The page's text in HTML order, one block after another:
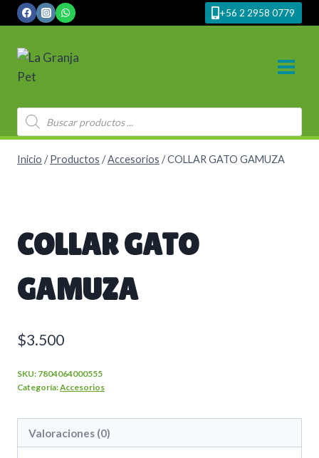
Saltar
al
contenido
+56 2 2958 0779
Búsqueda
de
productos
Inicio / Productos /Accesorios /COLLAR GATO GAMUZA
COLLAR GATO
GAMUZA
$3.500
SKU: 7804064000555
Categoría:Accesorios
Valoraciones (0)